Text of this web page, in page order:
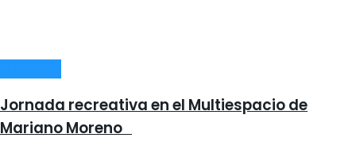
Jornada recreativa en el Multiespacio de
Mariano Moreno